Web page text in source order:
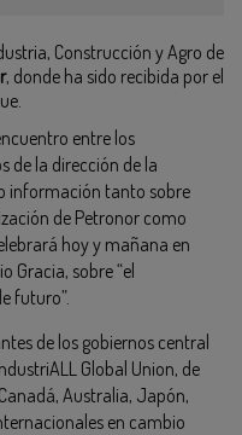
Construcción y Agro de
, donde ha sido recibida por el
entre los
de la dirección de la
información tanto sobre
de Petronor como
hoy y mañana en
Gracia, sobre “el
futuro”.
de los gobiernos central
Global Union, de
Australia, Japón,
en cambio